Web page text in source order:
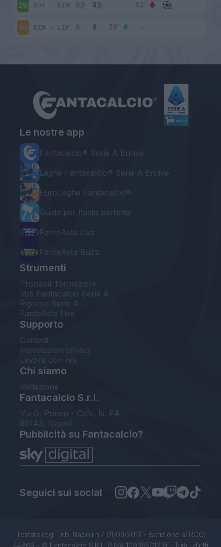
29 BOR - EIN
30 EIN - LIP
Le nostre app
Fantacalcio® Serie A Enilive
Leghe Fantacalcio® Serie A Enilive
EuroLeghe Fantacalcio®
Guida per l'asta perfetta
FantaAsta Live
FantaAsta Buzz
Strumenti
Probabili formazioni
Voti Fantacalcio Serie A
Rigoristi Serie A
FantaAsta Live
Supporto
Contatti
Impostazioni privacy
Lavora con noi
Chi siamo
Redazione
Fantacalcio S.r.l.
Via G. Porzio - CdN, Is. F4
80143, Napoli
Pubblicità su Fantacalcio?
Seguici sui social
Testata reg. Trib. Napoli n.7 01/03/2012 - Iscrizione al ROC:
44869 - © Fantacalcio S.R.L. P.IVA 10938501219 - Tutti i diritti